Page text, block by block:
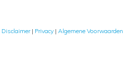
Disclaimer| Privacy | Algemene Voorwaarden